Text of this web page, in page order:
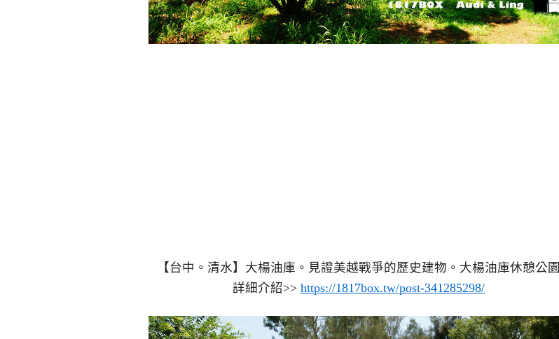
【台中。清水】大楊油庫。見證美越戰爭的歷史建物。大楊油庫休憩公園
詳細介紹>> https://1817box.tw/post-341285298/